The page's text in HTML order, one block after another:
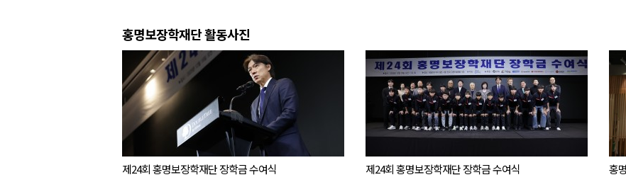
홍명보장학재단 활동사진
제24회 홍명보장학재단 장학금 수여식 제24회 홍명보장학재단 장학금 수여식 홍